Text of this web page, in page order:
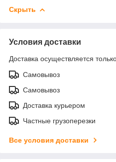
Скрыть
Условия доставки
Доставка осуществляется
Самовывоз
Самовывоз
Доставка курьером
Частные грузоперезки
Все условия доставки